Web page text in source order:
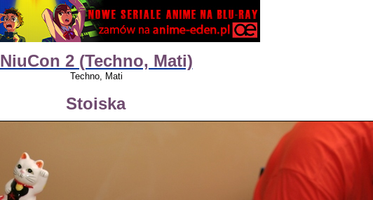
NiuCon 2 (Techno, Mati)
Techno, Mati
Stoiska